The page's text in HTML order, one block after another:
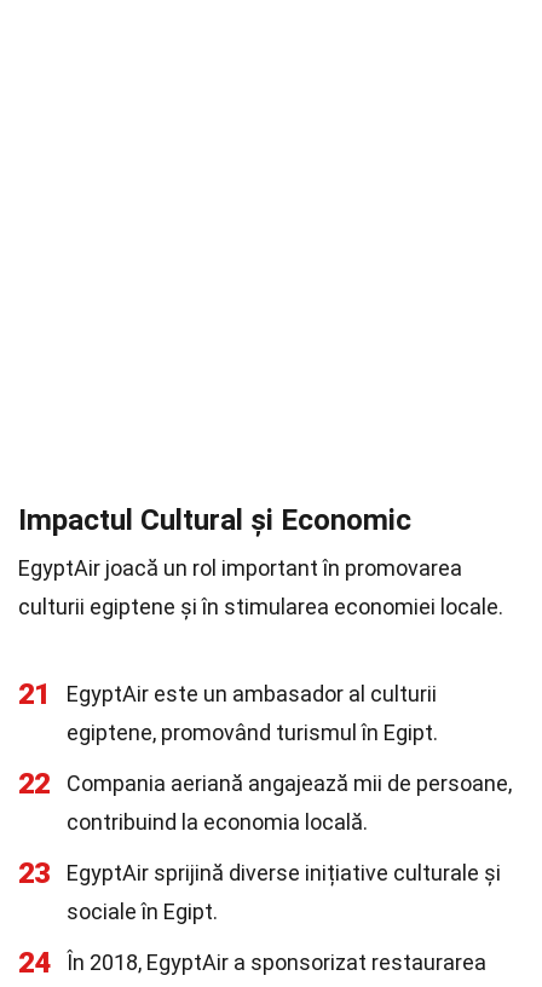
Impactul Cultural și Economic
EgyptAir joacă un rol important în promovarea
culturii egiptene și în stimularea economiei locale.
21
EgyptAir este un ambasador al culturii
egiptene, promovând turismul în Egipt.
22
Compania aeriană angajează mii de persoane,
contribuind la economia locală.
23
EgyptAir sprijină diverse inițiative culturale și
sociale în Egipt.
24
În 2018, EgyptAir a sponsorizat restaurarea